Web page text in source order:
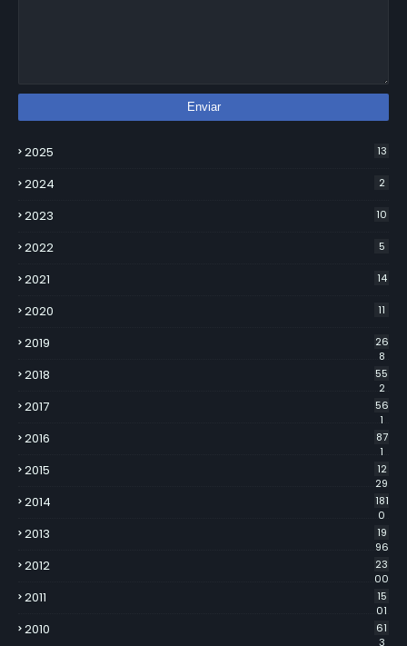
2025 13
2024 2
2023 10
2022 5
2021 14
2020 11
2019
26
8
2018
55
2
2017
56
1
2016
87
1
2015
12
29
2014
181
0
2013
19
96
2012
23
00
2011
15
01
2010
61
3